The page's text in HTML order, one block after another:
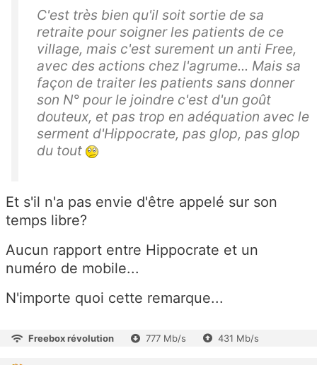
C'est très bien qu'il soit sortie de sa
retraite pour soigner les patients de ce
village, mais c'est surement un anti Free,
avec des actions chez l'agrume... Mais sa
façon de traiter les patients sans donner
son N° pour le joindre c'est d'un goût
douteux, et pas trop en adéquation avec le
serment d'Hippocrate, pas glop, pas glop
du tout
Et s'il n'a pas envie d'être appelé sur son
temps libre?
Aucun rapport entre Hippocrate et un
numéro de mobile...
N'importe quoi cette remarque...
Freebox révolution 777 Mb/s 431 Mb/s